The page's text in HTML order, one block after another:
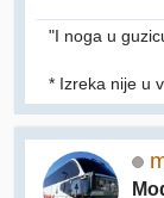
"I noga u
* Izreka nije u